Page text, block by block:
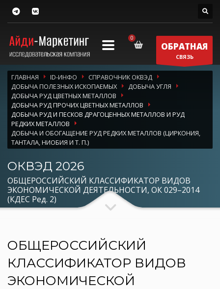
ОБРАТНАЯ
СВЯЗЬ
ГЛАВНАЯ ID-ИНФО
СПРАВОЧНИК ОКВЭД
ДОБЫЧА ПОЛЕЗНЫХ ИСКОПАЕМЫХ
ДОБЫЧА УГЛЯ
ДОБЫЧА РУД ЦВЕТНЫХ МЕТАЛЛОВ
ДОБЫЧА РУД ПРОЧИХ ЦВЕТНЫХ МЕТАЛЛОВ
ДОБЫЧА РУД И ПЕСКОВ ДРАГОЦЕННЫХ МЕТАЛЛОВ И РУД
РЕДКИХ МЕТАЛЛОВ
ДОБЫЧА И ОБОГАЩЕНИЕ РУД РЕДКИХ МЕТАЛЛОВ (ЦИРКОНИЯ,
ТАНТАЛА, НИОБИЯ И Т. П.)
ОКВЭД 2026
ОБЩЕРОССИЙСКИЙ КЛАССИФИКАТОР ВИДОВ
ЭКОНОМИЧЕСКОЙ ДЕЯТЕЛЬНОСТИ, ОК 029–2014
(КДЕС Ред. 2)
ОБЩЕРОССИЙСКИЙ
КЛАССИФИКАТОР ВИДОВ
ЭКОНОМИЧЕСКОЙ